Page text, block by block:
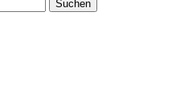
Suchen